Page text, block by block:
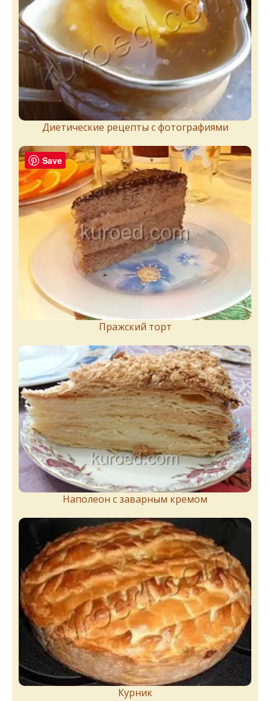
Диетические рецепты с фотографиями
Пражский торт
Наполеон с заварным кремом
Курник
Save